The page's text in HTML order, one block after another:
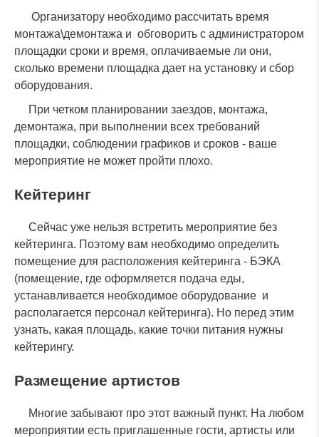
вами в ближайшее время
Организатору необходимо рассчитать время
монтажа\демонтажа и обговорить с администратором
площадки сроки и время, оплачиваемые ли они,
сколько времени площадка дает на установку и сбор
оборудования.
При четком планировании заездов, монтажа,
демонтажа, при выполнении всех требований
площадки, соблюдении графиков и сроков - ваше
мероприятие не может пройти плохо.
Кейтеринг
Сейчас уже нельзя встретить мероприятие без
кейтеринга. Поэтому вам необходимо определить
помещение для расположения кейтеринга - БЭКА
(помещение, где оформляется подача еды,
устанавливается необходимое оборудование и
располагается персонал кейтеринга). Но перед этим
узнать, какая площадь, какие точки питания нужны
кейтерингу.
Размещение артистов
Многие забывают про этот важный пункт. На любом
мероприятии есть приглашенные гости, артисты или